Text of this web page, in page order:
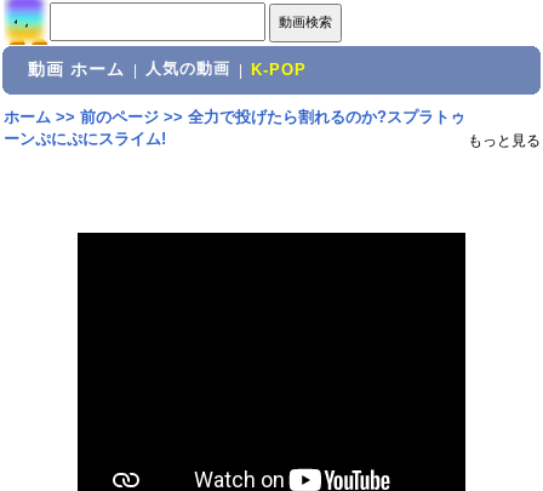
動画 ホーム 人気の動画 K-POP
ホーム>> 前のページ>> 全力で投げたら割れるのか?スプラトゥ
ーンぷにぷにスライム!
もっと見る